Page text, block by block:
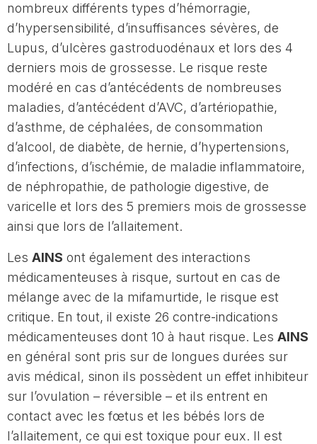
nombreux différents types d’hémorragie,
d’hypersensibilité, d’insuffisances sévères, de
Lupus, d’ulcères gastroduodénaux et lors des 4
derniers mois de grossesse. Le risque reste
modéré en cas d’antécédents de nombreuses
maladies, d’antécédent d’AVC, d’artériopathie,
d’asthme, de céphalées, de consommation
d’alcool, de diabète, de hernie, d’hypertensions,
d’infections, d’ischémie, de maladie inflammatoire,
de néphropathie, de pathologie digestive, de
varicelle et lors des 5 premiers mois de grossesse
ainsi que lors de l’allaitement.
Les AINS ont également des interactions
médicamenteuses à risque, surtout en cas de
mélange avec de la mifamurtide, le risque est
critique. En tout, il existe 26 contre-indications
médicamenteuses dont 10 à haut risque. Les AINS
en général sont pris sur de longues durées sur
avis médical, sinon ils possèdent un effet inhibiteur
sur l’ovulation – réversible – et ils entrent en
contact avec les fœtus et les bébés lors de
l’allaitement, ce qui est toxique pour eux. Il est